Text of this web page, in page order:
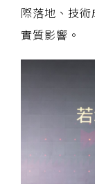
際落地、技
實質影響。